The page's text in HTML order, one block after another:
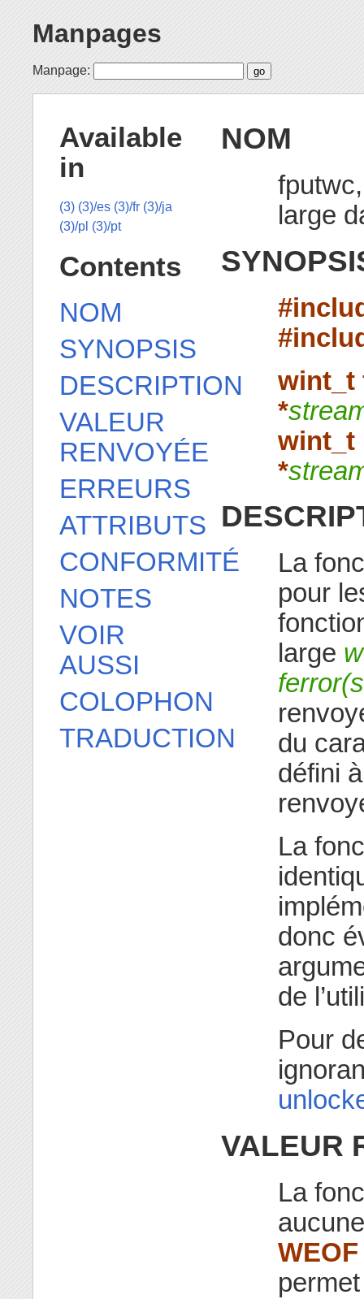
Manpages
Manpage:
NOM
large
wint_t
*
wint_t
*
La
pour
large
du
défini
La
donc
de
Pour
VALEUR
La
WEOF
Available
in
(3) (3)/es (3)/fr (3)/ja
(3)/pl (3)/pt
Contents
NOM
SYNOPSIS
DESCRIPTION
VALEUR
RENVOYÉE
ERREURS
ATTRIBUTS
CONFORMITÉ
NOTES
VOIR
AUSSI
COLOPHON
TRADUCTION